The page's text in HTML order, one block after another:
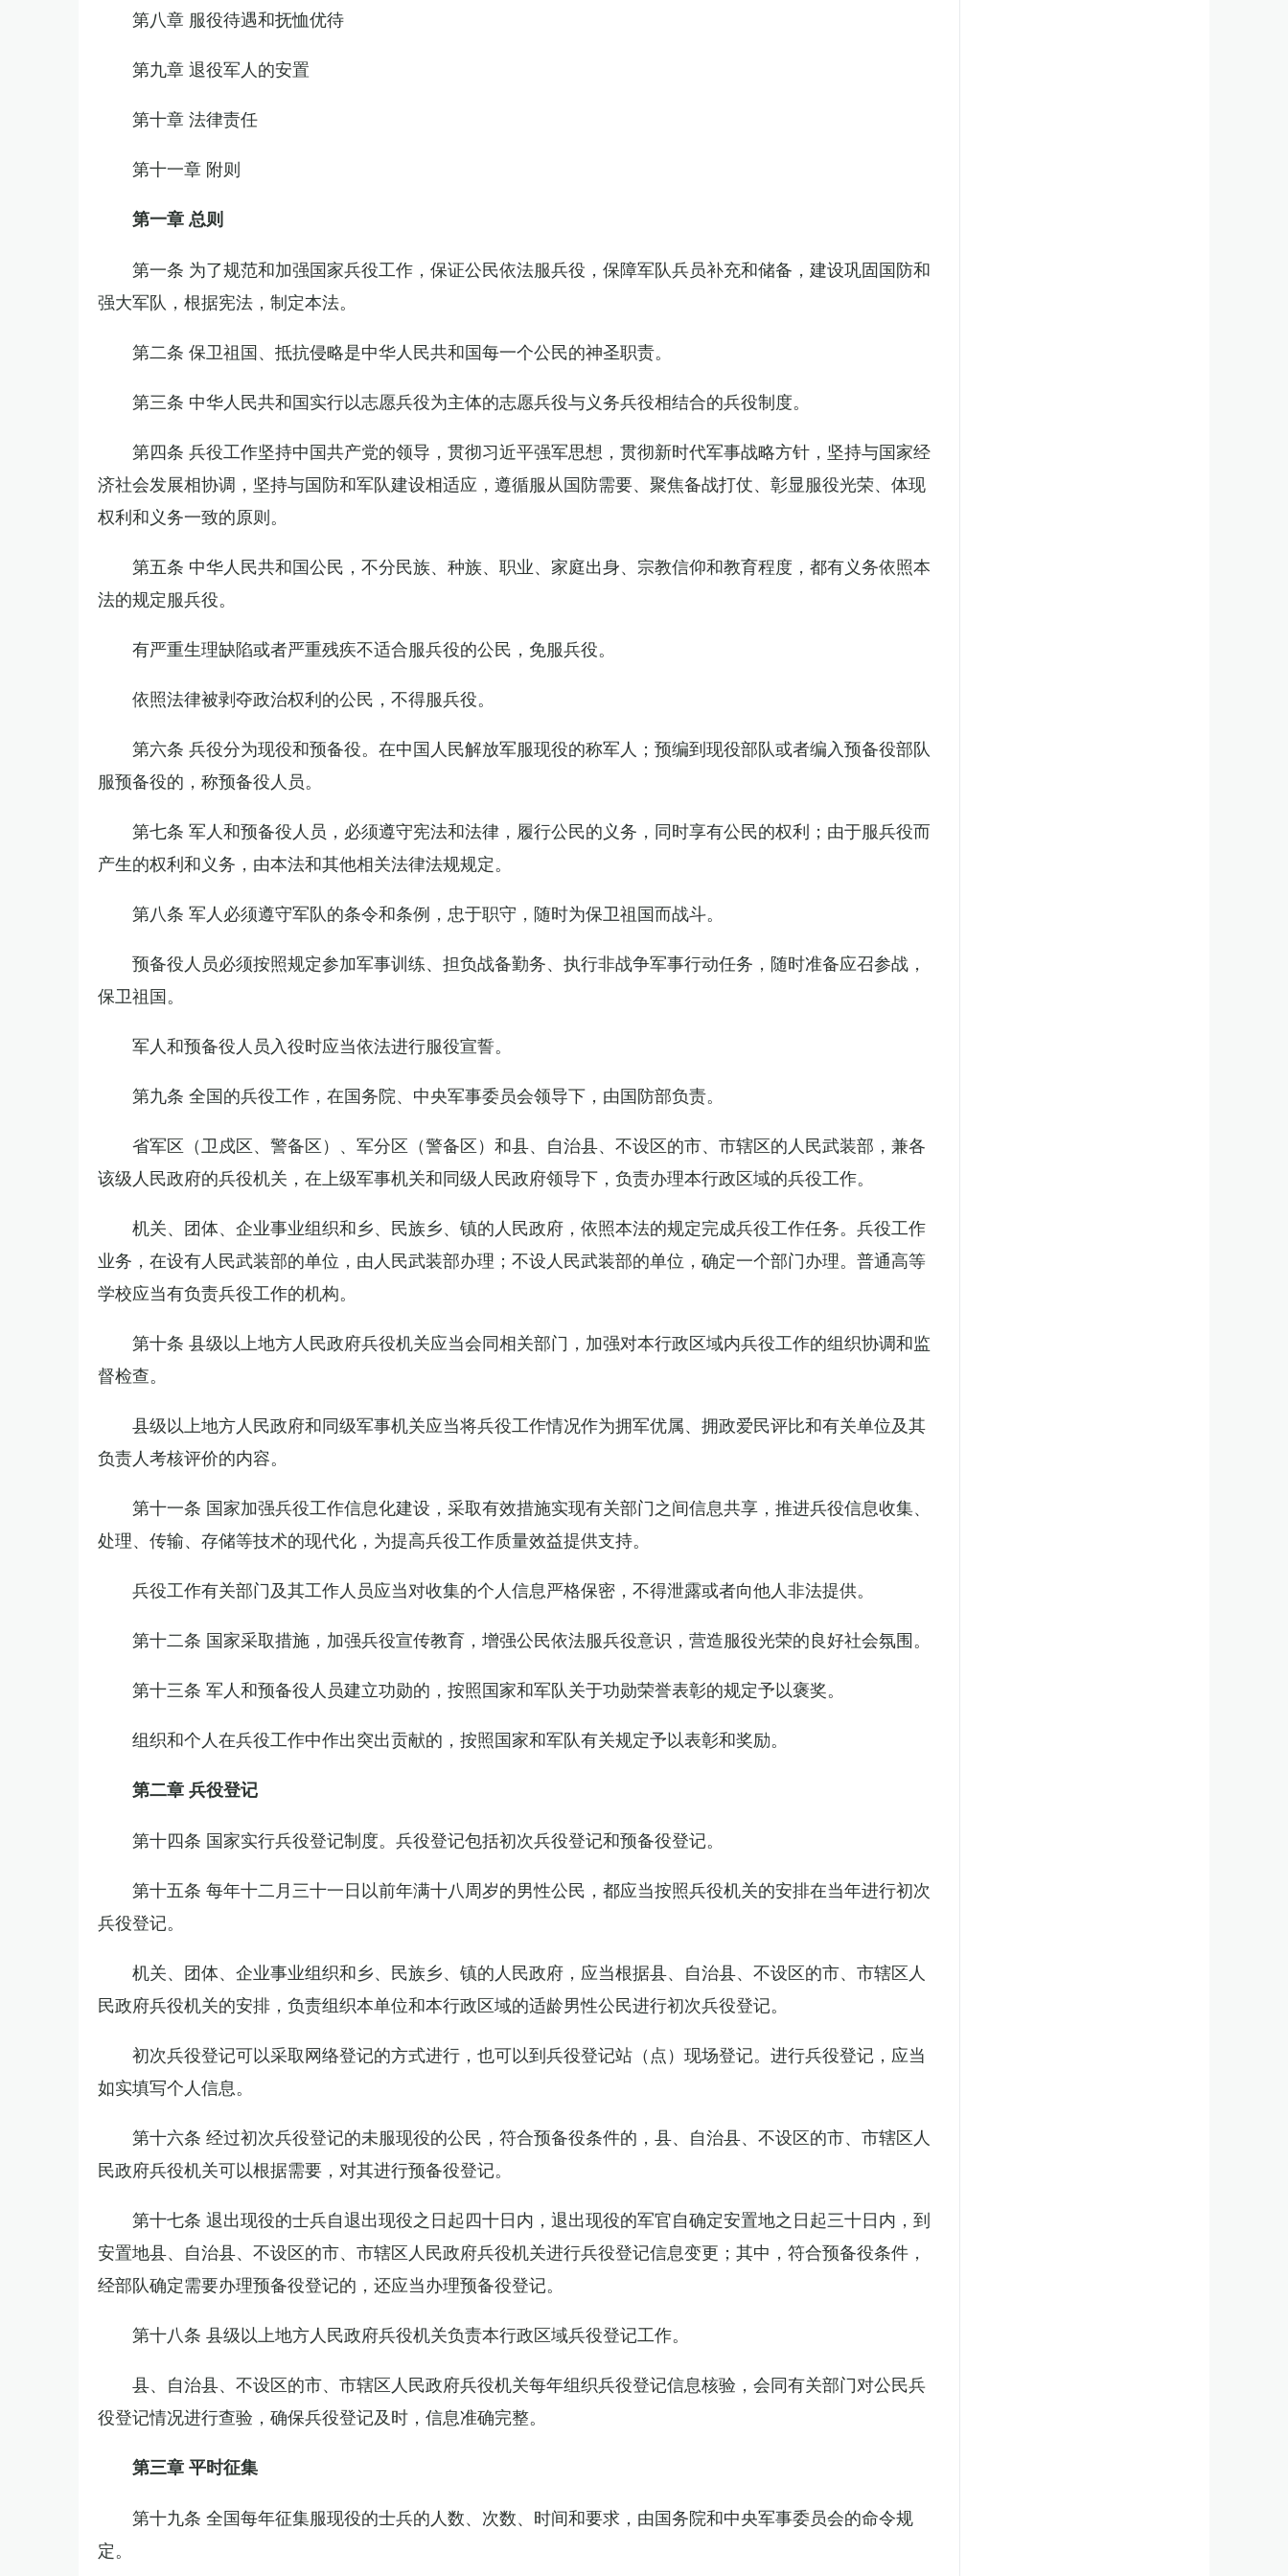
第八章 服役待遇和抚恤优待
第九章 退役军人的安置
第十章 法律责任
第十一章 附则
第一章 总则
第一条 为了规范和加强国家兵役工作，保证公民依法服兵役，保障军队兵员补充和储备，建设巩固国防和
强大军队，根据宪法，制定本法。
第二条 保卫祖国、抵抗侵略是中华人民共和国每一个公民的神圣职责。
第三条 中华人民共和国实行以志愿兵役为主体的志愿兵役与义务兵役相结合的兵役制度。
第四条 兵役工作坚持中国共产党的领导，贯彻习近平强军思想，贯彻新时代军事战略方针，坚持与国家经
济社会发展相协调，坚持与国防和军队建设相适应，遵循服从国防需要、聚焦备战打仗、彰显服役光荣、体现
权利和义务一致的原则。
第五条 中华人民共和国公民，不分民族、种族、职业、家庭出身、宗教信仰和教育程度，都有义务依照本
法的规定服兵役。
有严重生理缺陷或者严重残疾不适合服兵役的公民，免服兵役。
依照法律被剥夺政治权利的公民，不得服兵役。
第六条 兵役分为现役和预备役。在中国人民解放军服现役的称军人；预编到现役部队或者编入预备役部队
服预备役的，称预备役人员。
第七条 军人和预备役人员，必须遵守宪法和法律，履行公民的义务，同时享有公民的权利；由于服兵役而
产生的权利和义务，由本法和其他相关法律法规规定。
第八条 军人必须遵守军队的条令和条例，忠于职守，随时为保卫祖国而战斗。
预备役人员必须按照规定参加军事训练、担负战备勤务、执行非战争军事行动任务，随时准备应召参战，
保卫祖国。
军人和预备役人员入役时应当依法进行服役宣誓。
第九条 全国的兵役工作，在国务院、中央军事委员会领导下，由国防部负责。
省军区（卫戍区、警备区）、军分区（警备区）和县、自治县、不设区的市、市辖区的人民武装部，兼各
该级人民政府的兵役机关，在上级军事机关和同级人民政府领导下，负责办理本行政区域的兵役工作。
机关、团体、企业事业组织和乡、民族乡、镇的人民政府，依照本法的规定完成兵役工作任务。兵役工作
业务，在设有人民武装部的单位，由人民武装部办理；不设人民武装部的单位，确定一个部门办理。普通高等
学校应当有负责兵役工作的机构。
第十条 县级以上地方人民政府兵役机关应当会同相关部门，加强对本行政区域内兵役工作的组织协调和监
督检查。
县级以上地方人民政府和同级军事机关应当将兵役工作情况作为拥军优属、拥政爱民评比和有关单位及其
负责人考核评价的内容。
第十一条 国家加强兵役工作信息化建设，采取有效措施实现有关部门之间信息共享，推进兵役信息收集、
处理、传输、存储等技术的现代化，为提高兵役工作质量效益提供支持。
兵役工作有关部门及其工作人员应当对收集的个人信息严格保密，不得泄露或者向他人非法提供。
第十二条 国家采取措施，加强兵役宣传教育，增强公民依法服兵役意识，营造服役光荣的良好社会氛围。
第十三条 军人和预备役人员建立功勋的，按照国家和军队关于功勋荣誉表彰的规定予以褒奖。
组织和个人在兵役工作中作出突出贡献的，按照国家和军队有关规定予以表彰和奖励。
第二章 兵役登记
第十四条 国家实行兵役登记制度。兵役登记包括初次兵役登记和预备役登记。
第十五条 每年十二月三十一日以前年满十八周岁的男性公民，都应当按照兵役机关的安排在当年进行初次
兵役登记。
机关、团体、企业事业组织和乡、民族乡、镇的人民政府，应当根据县、自治县、不设区的市、市辖区人
民政府兵役机关的安排，负责组织本单位和本行政区域的适龄男性公民进行初次兵役登记。
初次兵役登记可以采取网络登记的方式进行，也可以到兵役登记站（点）现场登记。进行兵役登记，应当
如实填写个人信息。
第十六条 经过初次兵役登记的未服现役的公民，符合预备役条件的，县、自治县、不设区的市、市辖区人
民政府兵役机关可以根据需要，对其进行预备役登记。
第十七条 退出现役的士兵自退出现役之日起四十日内，退出现役的军官自确定安置地之日起三十日内，到
安置地县、自治县、不设区的市、市辖区人民政府兵役机关进行兵役登记信息变更；其中，符合预备役条件，
经部队确定需要办理预备役登记的，还应当办理预备役登记。
第十八条 县级以上地方人民政府兵役机关负责本行政区域兵役登记工作。
县、自治县、不设区的市、市辖区人民政府兵役机关每年组织兵役登记信息核验，会同有关部门对公民兵
役登记情况进行查验，确保兵役登记及时，信息准确完整。
第三章 平时征集
第十九条 全国每年征集服现役的士兵的人数、次数、时间和要求，由国务院和中央军事委员会的命令规
定。